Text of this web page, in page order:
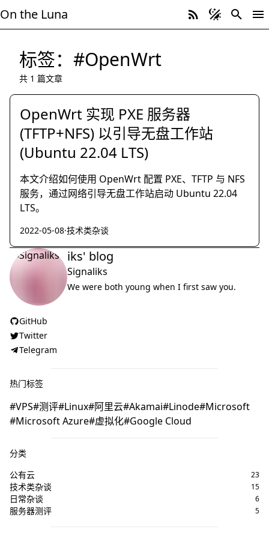
On the Luna
标签：#OpenWrt
共 1 篇文章
OpenWrt 实现 PXE 服务器
(TFTP+NFS) 以引导无盘工作站
(Ubuntu 22.04 LTS)
本文介绍如何使用 OpenWrt 配置 PXE、TFTP 与 NFS
服务，通过网络引导无盘工作站启动 Ubuntu 22.04
LTS。
2022-05-08·技术类杂谈
iks' blog
Signaliks
We were both young when I first saw you.
GitHub
Twitter
Telegram
热门标签
VPS 测评 Linux 阿里云 Akamai Linode Microsoft
Microsoft Azure 虚拟化 Google Cloud
分类
公有云
23
技术类杂谈 15
日常杂谈 6
服务器测评 5